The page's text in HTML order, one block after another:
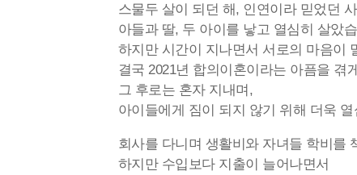
스물두 살이 되던 해, 인연이라 믿었던
아들과 딸, 두 아이를 낳고 열심히 살았
하지만 시간이 지나면서 서로의 마음이
결국 2021년 합의이혼이라는 아픔을 겪
그 후로는 혼자 지내며,
아이들에게 짐이 되지 않기 위해 더욱
회사를 다니며 생활비와 자녀들 학비를
하지만 수입보다 지출이 늘어나면서